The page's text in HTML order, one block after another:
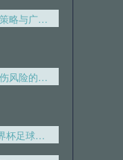
2026扩军后1/16决赛：转播商赛程编排策略与广告收益模型重构
2026世界杯淘汰赛加时阶段球员肌肉损伤风险的实证评估
高原博弈：538米海拔如何重写2026世界杯足球版图